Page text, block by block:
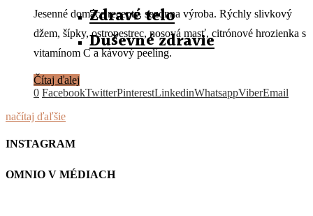
Zdravé telo
Duševné zdravie
Jesenné domáce recepty, sezónna výroba. Rýchly slivkový
džem, šípky, ostropestrec, nosová masť, citrónové hrozienka s
vitamínom C a kávový peeling.
Čítaj ďalej
0 FacebookTwitterPinterestLinkedinWhatsappViberEmail
načítaj ďaľšie
INSTAGRAM
OMNIO V MÉDIACH